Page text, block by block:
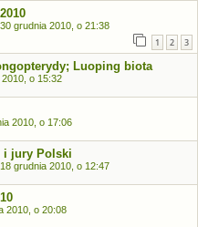
30 grudnia 2010, o 21:38
1 2 3
Luoping biota
o 15:32
2010, o 17:06
i jury Polski
18 grudnia 2010, o 12:47
2010, o 20:08